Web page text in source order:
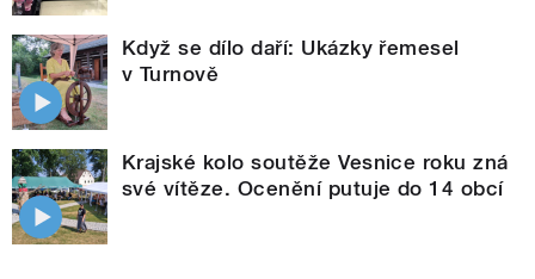
Když se dílo daří: Ukázky řemesel
v Turnově
Krajské kolo soutěže Vesnice roku zná
své vítěze. Ocenění putuje do 14 obcí